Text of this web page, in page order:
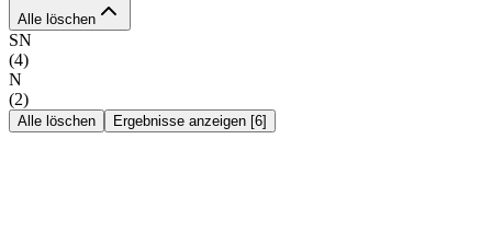
Alle löschen
SN
(4)
N
(2)
Alle löschen Ergebnisse anzeigen [6]